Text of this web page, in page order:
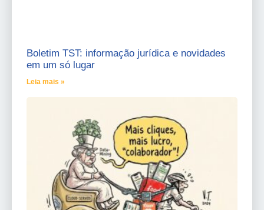
Boletim TST: informação jurídica e novidades
em um só lugar
Leia mais »